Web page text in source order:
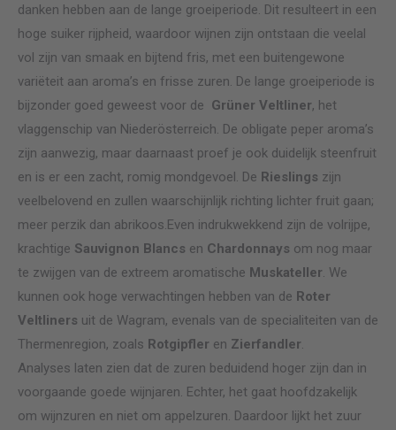
danken hebben aan de lange groeiperiode. Dit resulteert in een
hoge suiker rijpheid, waardoor wijnen zijn ontstaan die veelal
vol zijn van smaak en bijtend fris, met een buitengewone
variëteit aan aroma’s en frisse zuren. De lange groeiperiode is
bijzonder goed geweest voor de Grüner Veltliner, het
vlaggenschip van Niederösterreich. De obligate peper aroma’s
zijn aanwezig, maar daarnaast proef je ook duidelijk steenfruit
en is er een zacht, romig mondgevoel. De Rieslings zijn
veelbelovend en zullen waarschijnlijk richting lichter fruit gaan;
meer perzik dan abrikoos.Even indrukwekkend zijn de volrijpe,
krachtige Sauvignon Blancs en Chardonnays om nog maar
te zwijgen van de extreem aromatische Muskateller. We
kunnen ook hoge verwachtingen hebben van de Roter
Veltliners uit de Wagram, evenals van de specialiteiten van de
Thermenregion, zoals Rotgipfler en Zierfandler.
Analyses laten zien dat de zuren beduidend hoger zijn dan in
voorgaande goede wijnjaren. Echter, het gaat hoofdzakelijk
om wijnzuren en niet om appelzuren. Daardoor lijkt het zuur